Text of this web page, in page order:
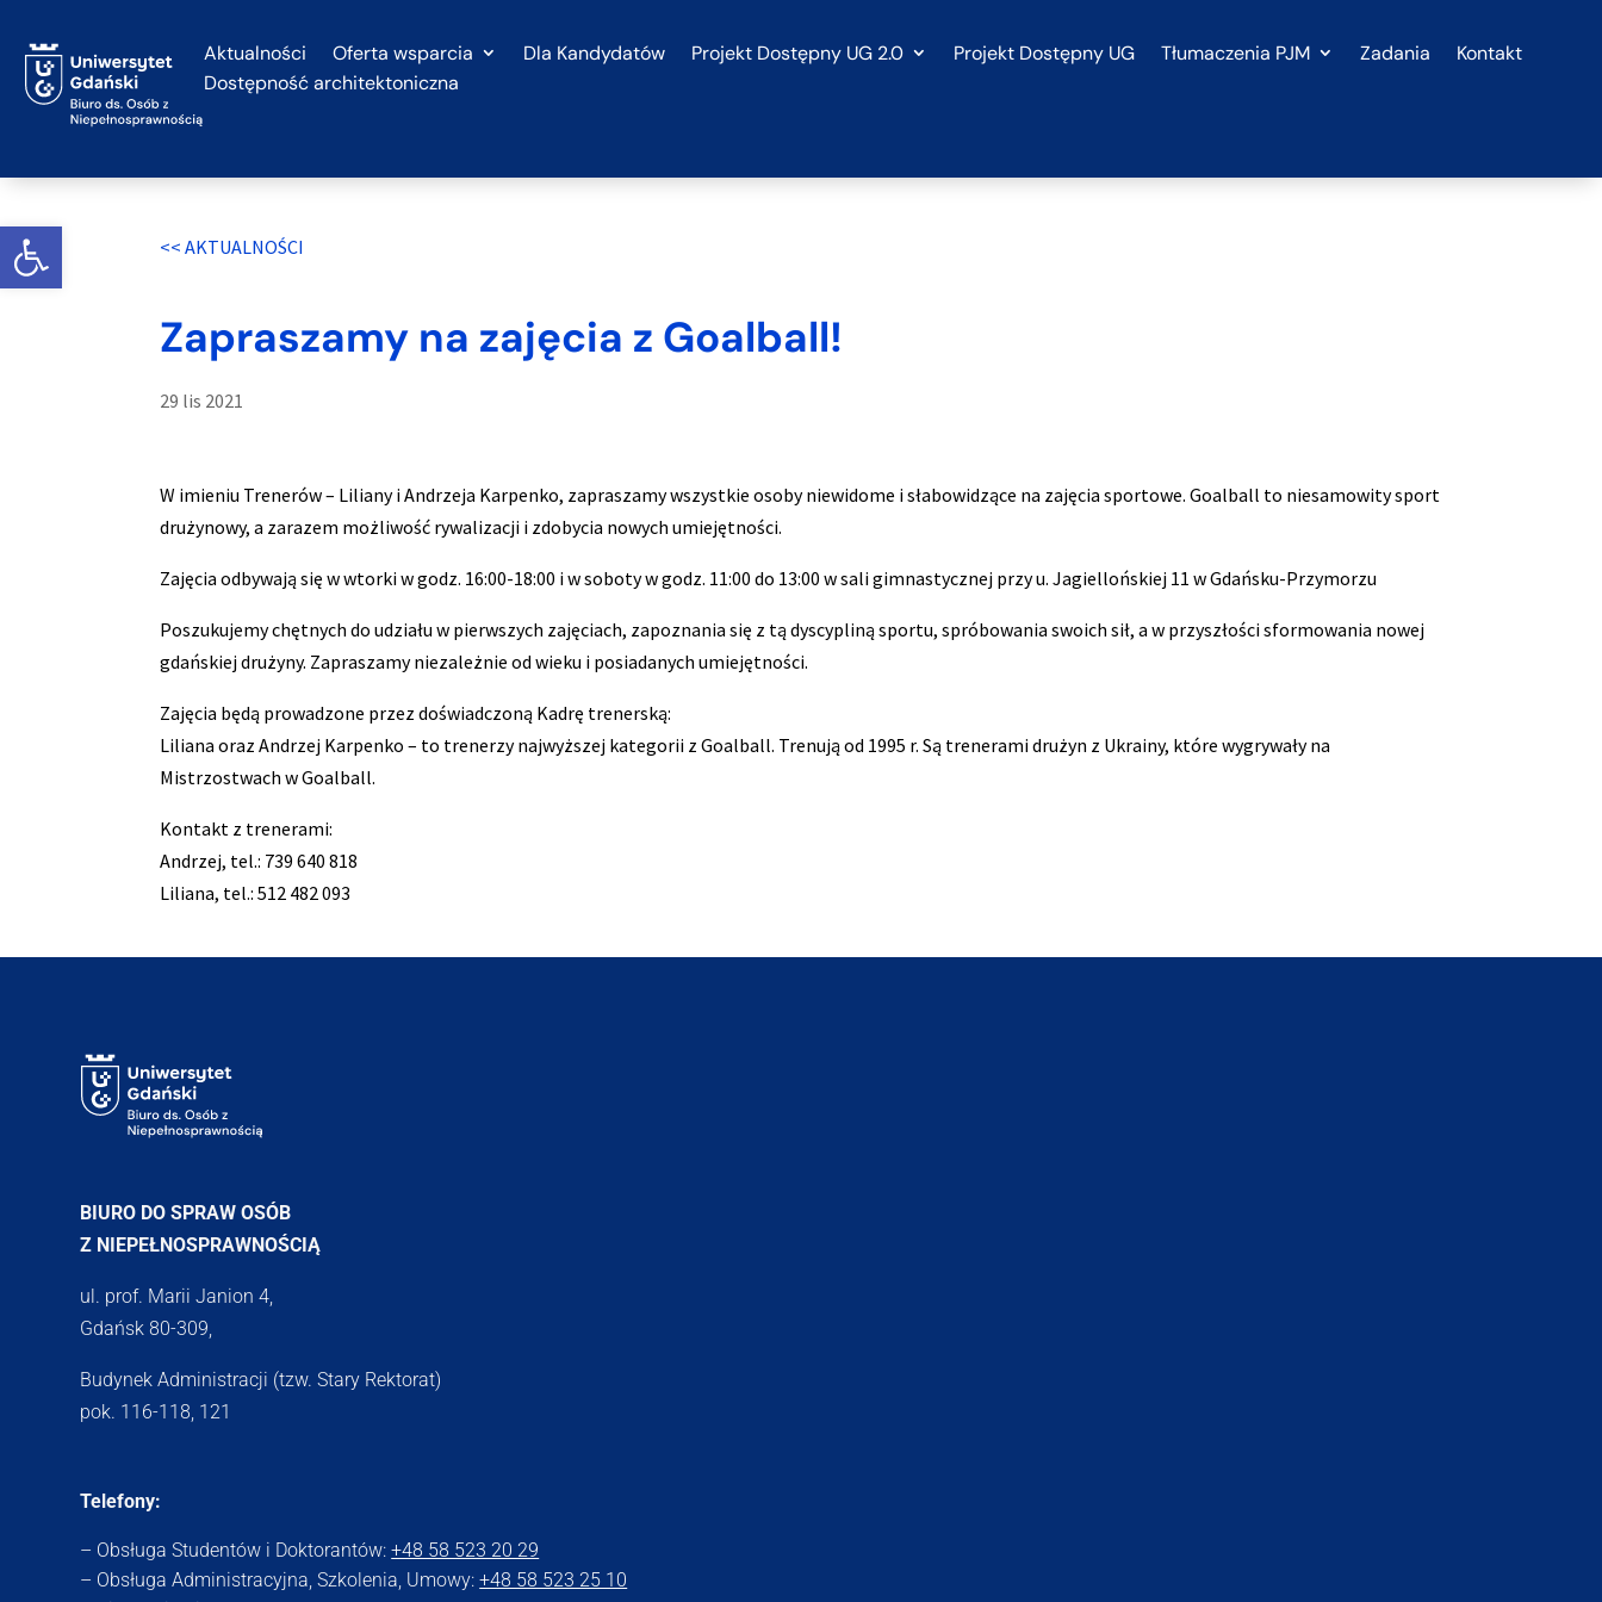
treści
Otwórz widget
Aktualności Oferta wsparcia Dla Kandydatów Projekt Dostępny UG 2.0 Projekt Dostępny UG Tłumaczenia PJM Zadania
Kontakt
Dostępność architektoniczna
<< AKTUALNOŚCI
Zapraszamy na zajęcia z Goalball!
29 lis 2021
W imieniu Trenerów – Liliany i Andrzeja Karpenko, zapraszamy wszystkie osoby niewidome i słabowidzące na zajęcia sportowe. Goalball to niesamowity sport
drużynowy, a zarazem możliwość rywalizacji i zdobycia nowych umiejętności.
Zajęcia odbywają się w wtorki w godz. 16:00-18:00 i w soboty w godz. 11:00 do 13:00 w sali gimnastycznej przy u. Jagiellońskiej 11 w Gdańsku-Przymorzu
Poszukujemy chętnych do udziału w pierwszych zajęciach, zapoznania się z tą dyscypliną sportu, spróbowania swoich sił, a w przyszłości sformowania nowej
gdańskiej drużyny. Zapraszamy niezależnie od wieku i posiadanych umiejętności.
Zajęcia będą prowadzone przez doświadczoną Kadrę trenerską:
Liliana oraz Andrzej Karpenko – to trenerzy najwyższej kategorii z Goalball. Trenują od 1995 r. Są trenerami drużyn z Ukrainy, które wygrywały na
Mistrzostwach w Goalball.
Kontakt z trenerami:
Andrzej, tel.: 739 640 818
Liliana, tel.: 512 482 093
BIURO DO SPRAW OSÓB
Z NIEPEŁNOSPRAWNOŚCIĄ
ul. prof. Marii Janion 4,
Gdańsk 80-309,
Budynek Administracji (tzw. Stary Rektorat)
pok. 116-118, 121
Telefony:
– Obsługa Studentów i Doktorantów:+48 58 523 20 29
– Obsługa Administracyjna, Szkolenia, Umowy:+48 58 523 25 10